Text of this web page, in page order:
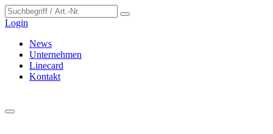
Login
News
Unternehmen
Linecard
Kontakt
Cookie-Einstellungen